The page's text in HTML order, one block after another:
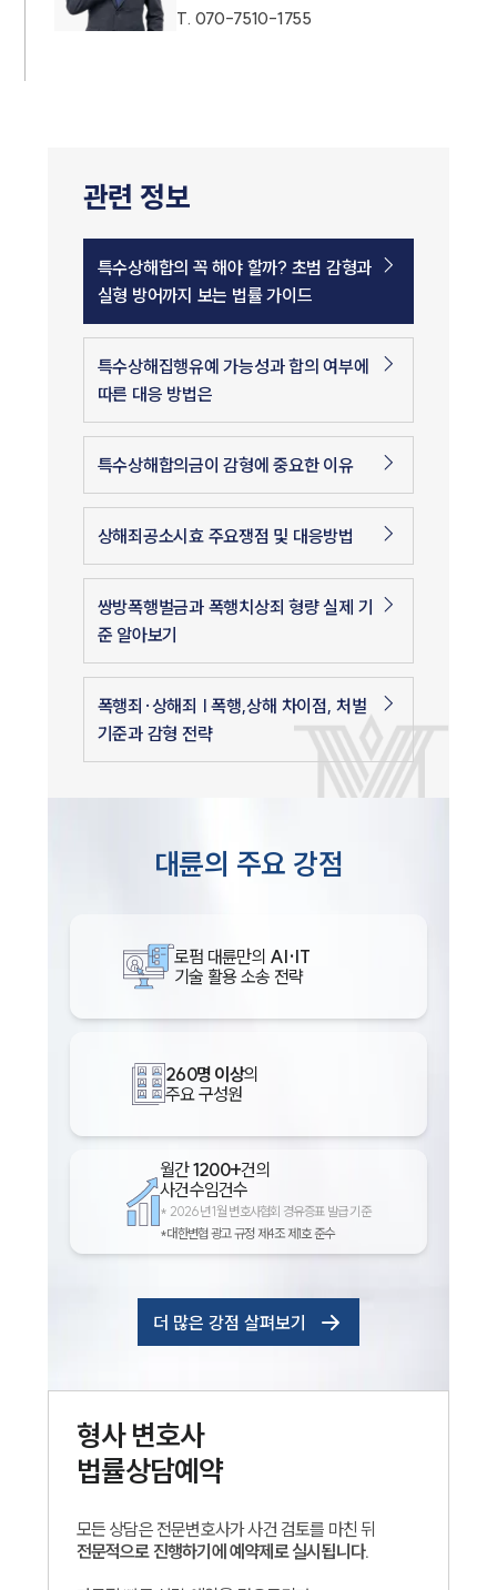
T. 070-7510-1755
관련 정보
특수상해합의 꼭 해야 할까? 초범 감형과
실형 방어까지 보는 법률 가이드
특수상해집행유예 가능성과 합의 여부에
따른 대응 방법은
특수상해합의금이 감형에 중요한 이유
상해죄공소시효 주요쟁점 및 대응방법
쌍방폭행벌금과 폭행치상죄 형량 실제 기
준 알아보기
폭행죄·상해죄 | 폭행,상해 차이점, 처벌
기준과 감형 전략
대륜의 주요 강점
로펌 대륜만의 AI·IT
기술 활용 소송 전략
260명 이상의
주요 구성원
월간1200+건의
사건수임건수
* 2026년 1월 변호사협회 경유증표 발급 기준
*대한변협 광고 규정 제4조 제1호 준수
더 많은 강점 살펴보기
형사변호사
법률상담예약
모든 상담은 전문변호사가 사건 검토를 마친 뒤
전문적으로 진행하기에 예약제로 실시됩니다.